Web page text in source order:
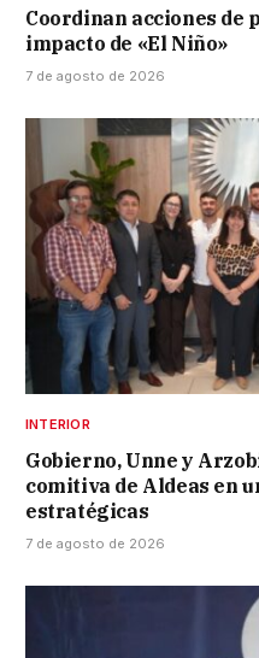
Coordinan acciones
impacto de «El Niño»
7 de agosto de 2026
INTERIOR
Gobierno, Unne y
comitiva de Aldeas en
estratégicas
7 de agosto de 2026